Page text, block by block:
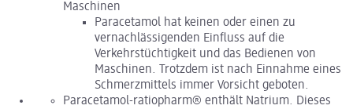
Maschinen
Paracetamol hat keinen oder einen zu
vernachlässigenden Einfluss auf die
Verkehrstüchtigkeit und das Bedienen von
Maschinen. Trotzdem ist nach Einnahme eines
Schmerzmittels immer Vorsicht geboten.
Paracetamol-ratiopharm® enthält Natrium. Dieses